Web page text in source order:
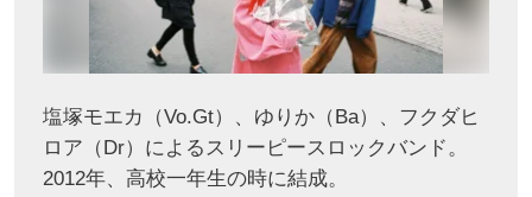
塩塚モエカ（Vo.Gt）、ゆりか（Ba）、フクダヒ
ロア（Dr）によるスリーピースロックバンド。
2012年、高校一年生の時に結成。